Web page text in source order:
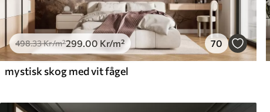
498.33Kr/m²299 .00 Kr/m² 70
mystisk skog med vit fågel